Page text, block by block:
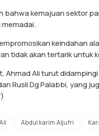
bahwa kemajuan sektor
keindahan
tidak akan tertarik untuk
Ahmad Ali turut
Rusli Dg Palabbi, yang
Abdul karim Aljufri